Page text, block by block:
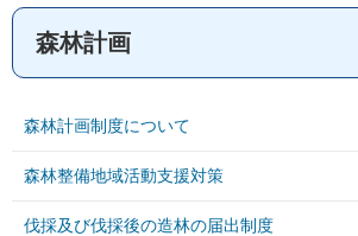
森林計画
森林計画制度について
森林整備地域活動支援対策
伐採及び伐採後の造林の届出制度